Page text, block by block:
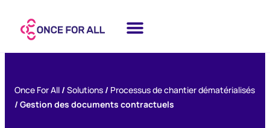
Once For All / Solutions / Processus de chantier dématérialisés
/ Gestion des documents contractuels